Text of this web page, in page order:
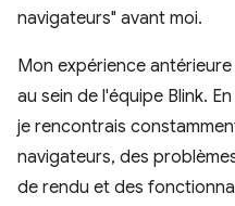
navigateurs" avant moi.
Mon expérience
au sein de l'équipe Blink.
je rencontrais
navigateurs, des
de rendu et des